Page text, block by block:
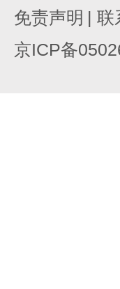
免责声明 | 联
京ICP备